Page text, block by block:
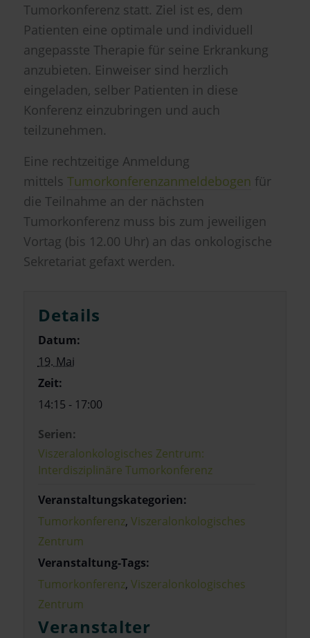
Tumorkonferenz statt. Ziel ist es, dem
Patienten eine optimale und individuell
angepasste Therapie für seine Erkrankung
anzubieten. Einweiser sind herzlich
eingeladen, selber Patienten in diese
Konferenz einzubringen und auch
teilzunehmen.
Eine rechtzeitige Anmeldung
mittels Tumorkonferenzanmeldebogen für
die Teilnahme an der nächsten
Tumorkonferenz muss bis zum jeweiligen
Vortag (bis 12.00 Uhr) an das onkologische
Sekretariat gefaxt werden.
Details
Datum:
19. Mai
Zeit:
14:15 - 17:00
Serien:
Viszeralonkologisches Zentrum:
Interdisziplinäre Tumorkonferenz
Veranstaltungskategorien:
Tumorkonferenz, Viszeralonkologisches
Zentrum
Veranstaltung-Tags:
Tumorkonferenz, Viszeralonkologisches
Zentrum
Veranstalter